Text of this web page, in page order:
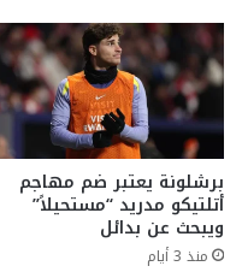
برشلونة يعتبر ضم مهاجم
أتلتيكو مدريد “مستحيلاً”
ويبحث عن بدائل
منذ 3 أيام